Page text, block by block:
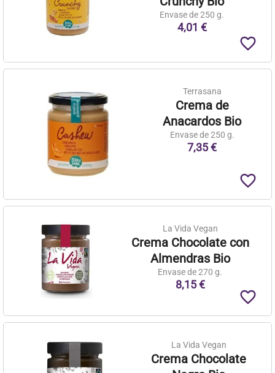
Envase de 250 g.
4,01 €
favorite_border
Terrasana
Crema de
Anacardos Bio
Envase de 250 g.
7,35 €
favorite_border
La Vida Vegan
Crema Chocolate con
Almendras Bio
Envase de 270 g.
8,15 €
favorite_border
La Vida Vegan
Crema Chocolate